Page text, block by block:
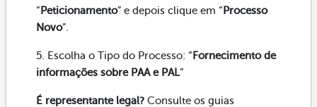
“ Peticionamento” e depois clique em “ Processo
Novo”.
5. Escolha o Tipo do Processo: “ Fornecimento de
informações sobre PAA e PAL”
É representante legal? Consulte os guias